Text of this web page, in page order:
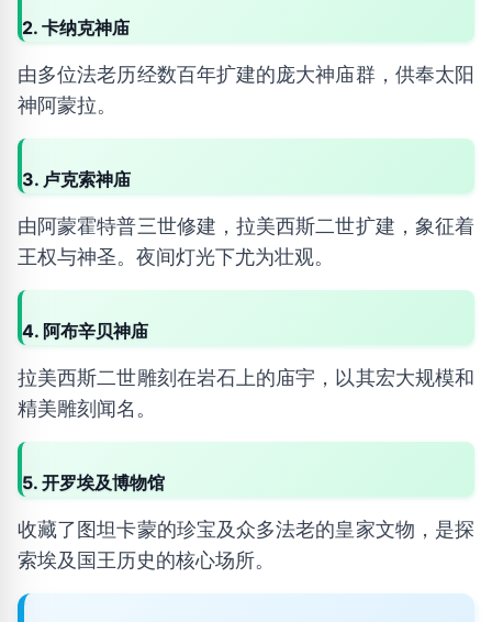
2. 卡纳克神庙
由多位法老历经数百年扩建的庞大神庙群，供奉太阳
神阿蒙拉。
3. 卢克索神庙
由阿蒙霍特普三世修建，拉美西斯二世扩建，象征着
王权与神圣。夜间灯光下尤为壮观。
4. 阿布辛贝神庙
拉美西斯二世雕刻在岩石上的庙宇，以其宏大规模和
精美雕刻闻名。
5. 开罗埃及博物馆
收藏了图坦卡蒙的珍宝及众多法老的皇家文物，是探
索埃及国王历史的核心场所。